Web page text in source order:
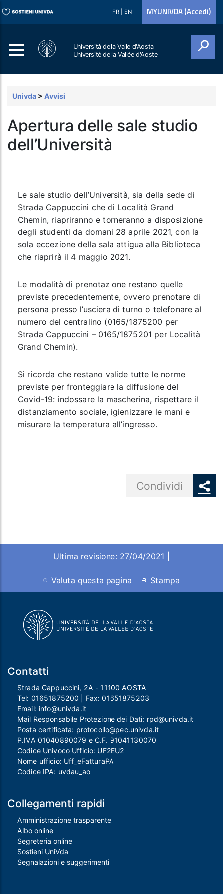
FR EN MYUNIVDA (Accedi)
Università della Valle d'Aosta
Université de la Vallée d'Aoste
Univda > Avvisi
Apertura delle sale studio
dell’Università
Le sale studio dell’Università, sia della sede di
Strada Cappuccini che di Località Grand
Chemin, riapriranno e torneranno a disposizione
degli studenti da domani 28 aprile 2021, con la
sola eccezione della sala attigua alla Biblioteca
che riaprirà il 4 maggio 2021.
Le modalità di prenotazione restano quelle
previste precedentemente, ovvero prenotare di
persona presso l’usciera di turno o telefonare al
numero del centralino (0165/1875200 per
Strada Cappuccini – 0165/1875201 per Località
Grand Chemin).
Si ricorda che restano valide tutte le norme
previste per fronteggiare la diffusione del
Covid-19: indossare la mascherina, rispettare il
distanziamento sociale, igienizzare le mani e
misurare la temperatura all’ingresso.
Condividi
Ultima revisione: 27/04/2021 |
Valuta questa pagina Stampa
Contatti
Strada Cappuccini, 2A - 11100 AOSTA
Tel: 01651875200 | Fax:01651875203
Email: info@univda.it
Mail Responsabile Protezione dei Dati: rpd@univda.it
Posta certificata: protocollo@pec.univda.it
P.IVA 01040890079 e C.F. 91041130070
Codice Univoco Ufficio: UF2EU2
Nome ufficio: Uff_eFatturaPA
Codice IPA: uvdau_ao
Collegamenti rapidi
Amministrazione trasparente
Albo online
Segreteria online
Sostieni UniVda
Segnalazioni e suggerimenti